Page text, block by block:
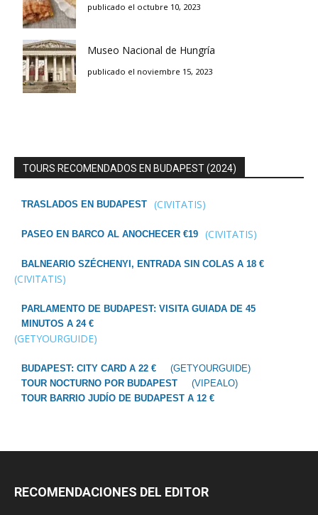
publicado el octubre 10, 2023
Museo Nacional de Hungría
publicado el noviembre 15, 2023
TOURS RECOMENDADOS EN BUDAPEST (2024)
TRASLADOS EN BUDAPEST (CIVITATIS)
PASEO EN BARCO AL ANOCHECER €19 (CIVITATIS)
BALNEARIO SZÉCHENYI, ENTRADA SIN COLAS A 18 €
(CIVITATIS)
PARLAMENTO DE BUDAPEST: VISITA GUIADA DE 45
MINUTOS A 24 €
(GETYOURGUIDE)
BUDAPEST: CITY CARD A 22 €
(GETYOURGUIDE)
TOUR NOCTURNO POR BUDAPEST
(VIPEALO)
TOUR BARRIO JUDÍO DE BUDAPEST A 12 €
RECOMENDACIONES DEL EDITOR